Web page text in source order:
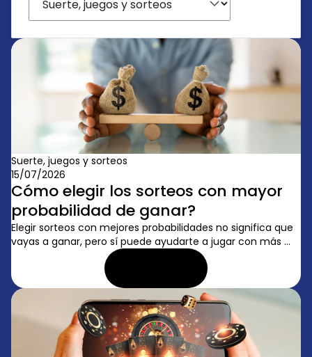
Suerte, juegos y sorteos
15/07/2026
Cómo elegir los sorteos con mayor
probabilidad de ganar?
Elegir sorteos con mejores probabilidades no significa que
vayas a ganar, pero sí puede ayudarte a jugar con más ...